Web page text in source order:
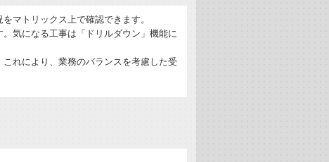
マトリックス上で確認できます。
気になる工事は「ドリルダウン」機能に
れにより、業務のバランスを考慮した受